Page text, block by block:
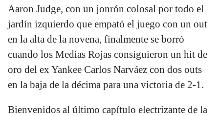
Aaron Judge, con un jonrón colosal por todo el
jardín izquierdo que empató el juego con un out
en la alta de la novena, finalmente se borró
cuando los Medias Rojas consiguieron un hit de
oro del ex Yankee Carlos Narváez con dos outs
en la baja de la décima para una victoria de 2-1.
Bienvenidos al último capítulo electrizante de la